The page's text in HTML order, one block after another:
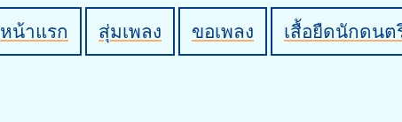
หน้าแรก สุ่มเพลง ขอเพลง เสื้อยืดนักดนต